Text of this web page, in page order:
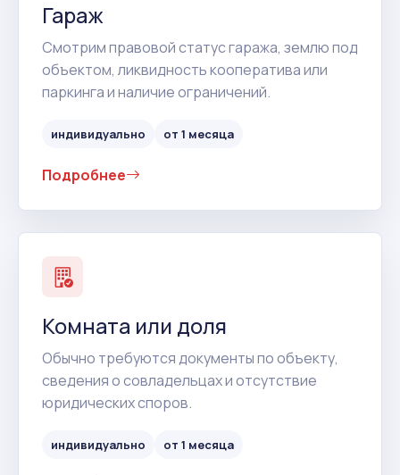
Гараж
Смотрим правовой статус гаража, землю под
объектом, ликвидность кооператива или
паркинга и наличие ограничений.
индивидуально от 1 месяца
Подробнее
Комната или доля
Обычно требуются документы по объекту,
сведения о совладельцах и отсутствие
юридических споров.
индивидуально от 1 месяца